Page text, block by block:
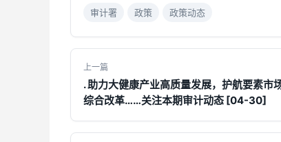
审计署 政策 政策动态
上一篇
. 助力大健康产业高质量发展，护航要素市
综合改革……关注本期审计动态 [04-30]